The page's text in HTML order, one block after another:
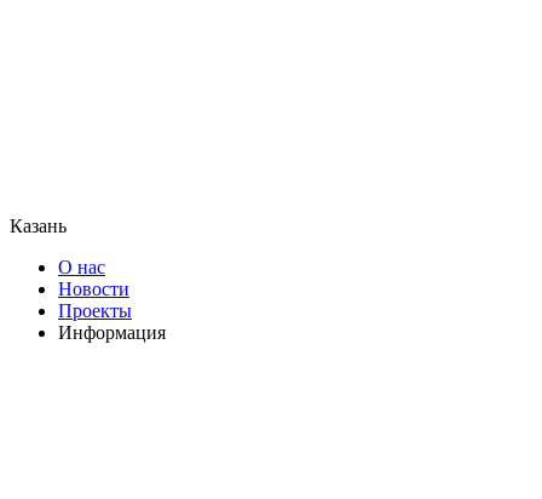
Казань
О нас
Новости
Проекты
Информация